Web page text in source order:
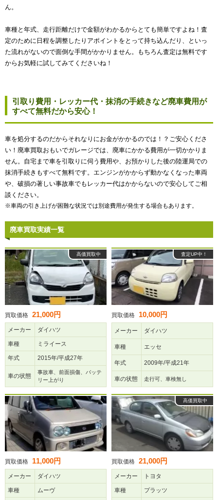
ん。
車種と年式、走行距離だけで金額がわかるからとても簡単ですよね！査
定のために日程を調整したりアポイントをとって持ち込んだり、といっ
た流れがないので面倒な手間がかかりません。もちろん査定は無料です
からお気軽に試してみてくださいね！
引取り費用・レッカー代・抹消の手続きなど廃車費用が
すべて無料だから安心！
車を処分するのだからそれなりにお金がかかるのでは！？ご安心くださ
い！廃車買取おもいでガレージでは、廃車にかかる費用が一切かかりま
せん。自宅まで車を引取りに伺う費用や、お預かりした後の陸運局での
抹消手続きもすべて無料です。エンジンがかからず動かなくなった車両
や、破損の著しい事故車でもレッカー代はかからないので安心してご相
談ください。
※車両の引き上げが困難な状況では別途費用が発生する場合もあります。
廃車買取実績一覧
高価買取中
買取価格 21,000円
メーカー ダイハツ
車種 ミライース
年式 2015年/平成27年
車の状態
事故車、前面損傷、バッテ
リー上がり
査定UP中！
買取価格 10,000円
メーカー ダイハツ
車種 エッセ
年式 2009年/平成21年
車の状態 走行可、車検無し
買取価格 11,000円
メーカー ダイハツ
車種 ムーヴ
高価買取中
買取価格 21,000円
メーカー トヨタ
車種 プラッツ